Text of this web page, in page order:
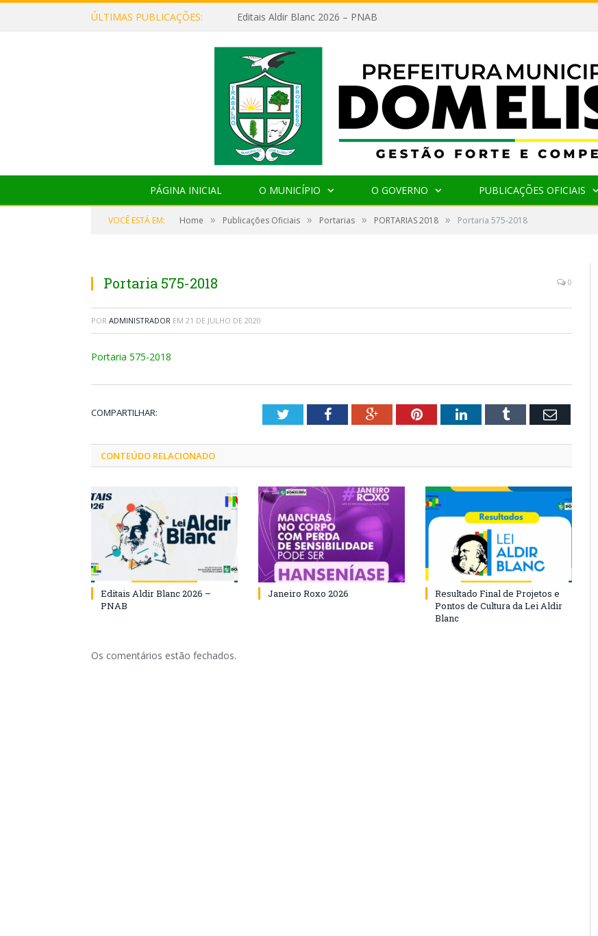
ÚLTIMAS PUBLICAÇÕES: Editais Aldir Blanc 2026 – PNAB
PÁGINA INICIAL O MUNICÍPIO O GOVERNO PUBLICAÇÕES OFICIAIS
VOCÊ ESTÁ EM: Home » Publicações Oficiais » Portarias » PORTARIAS 2018 » Portaria 575-2018
Portaria 575-2018 0
POR ADMINISTRADOR EM 21 DE JULHO DE 2020
Portaria 575-2018
COMPARTILHAR: TwitterFacebookGoogle+PinterestLinkedInTumblr Email
CONTEÚDO RELACIONADO
Editais Aldir Blanc 2026 –
PNAB
Janeiro Roxo 2026
Resultado Final de Projetos e
Pontos de Cultura da Lei Aldir
Blanc
Os comentários estão fechados.